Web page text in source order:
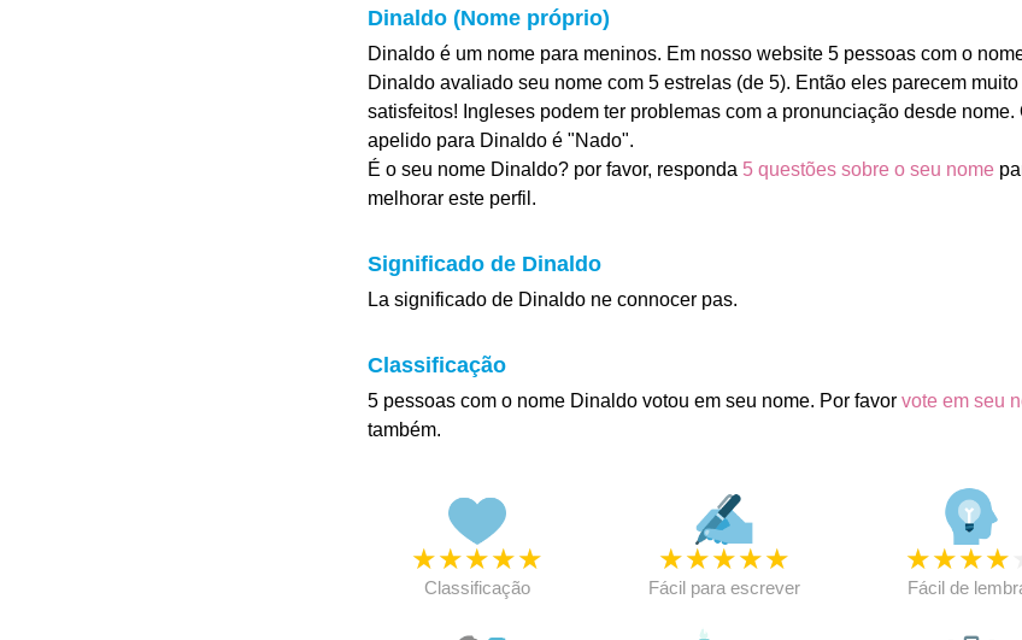
Dinaldo (Nome próprio)
Dinaldo é um nome para meninos. Em nosso website 5 pessoas com o
Dinaldo avaliado seu nome com 5 estrelas (de 5). Então eles parecem muito
satisfeitos! Ingleses podem ter problemas com a pronunciação desde nome.
apelido para Dinaldo é "Nado".
É o seu nome Dinaldo? por favor, responda 5 questões sobre o seu nome
melhorar este perfil.
Significado de Dinaldo
La significado de Dinaldo ne connocer pas.
Classificação
5 pessoas com o nome Dinaldo votou em seu nome. Por favor vote em seu
também.
★★★★★
Classificação
★★★★★
Fácil para escrever
★★★★
Fácil de